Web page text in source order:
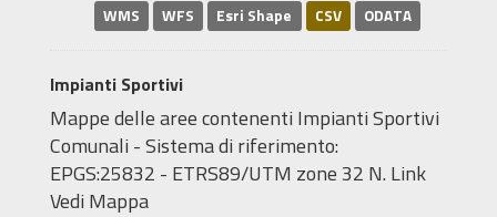
WMS WFS Esri Shape CSV ODATA
Impianti Sportivi
Mappe delle aree contenenti Impianti Sportivi
Comunali - Sistema di riferimento:
EPGS:25832 - ETRS89/UTM zone 32 N. Link
Vedi Mappa